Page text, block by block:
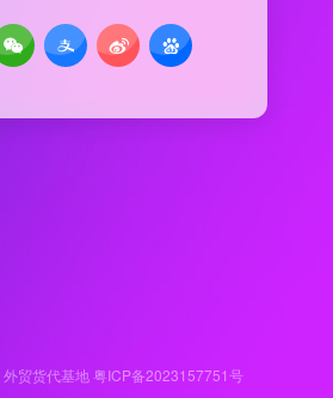
外贸货代基地 粤ICP备2023157751号